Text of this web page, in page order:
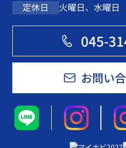
定休日
火曜日、水曜日
045-
お問い